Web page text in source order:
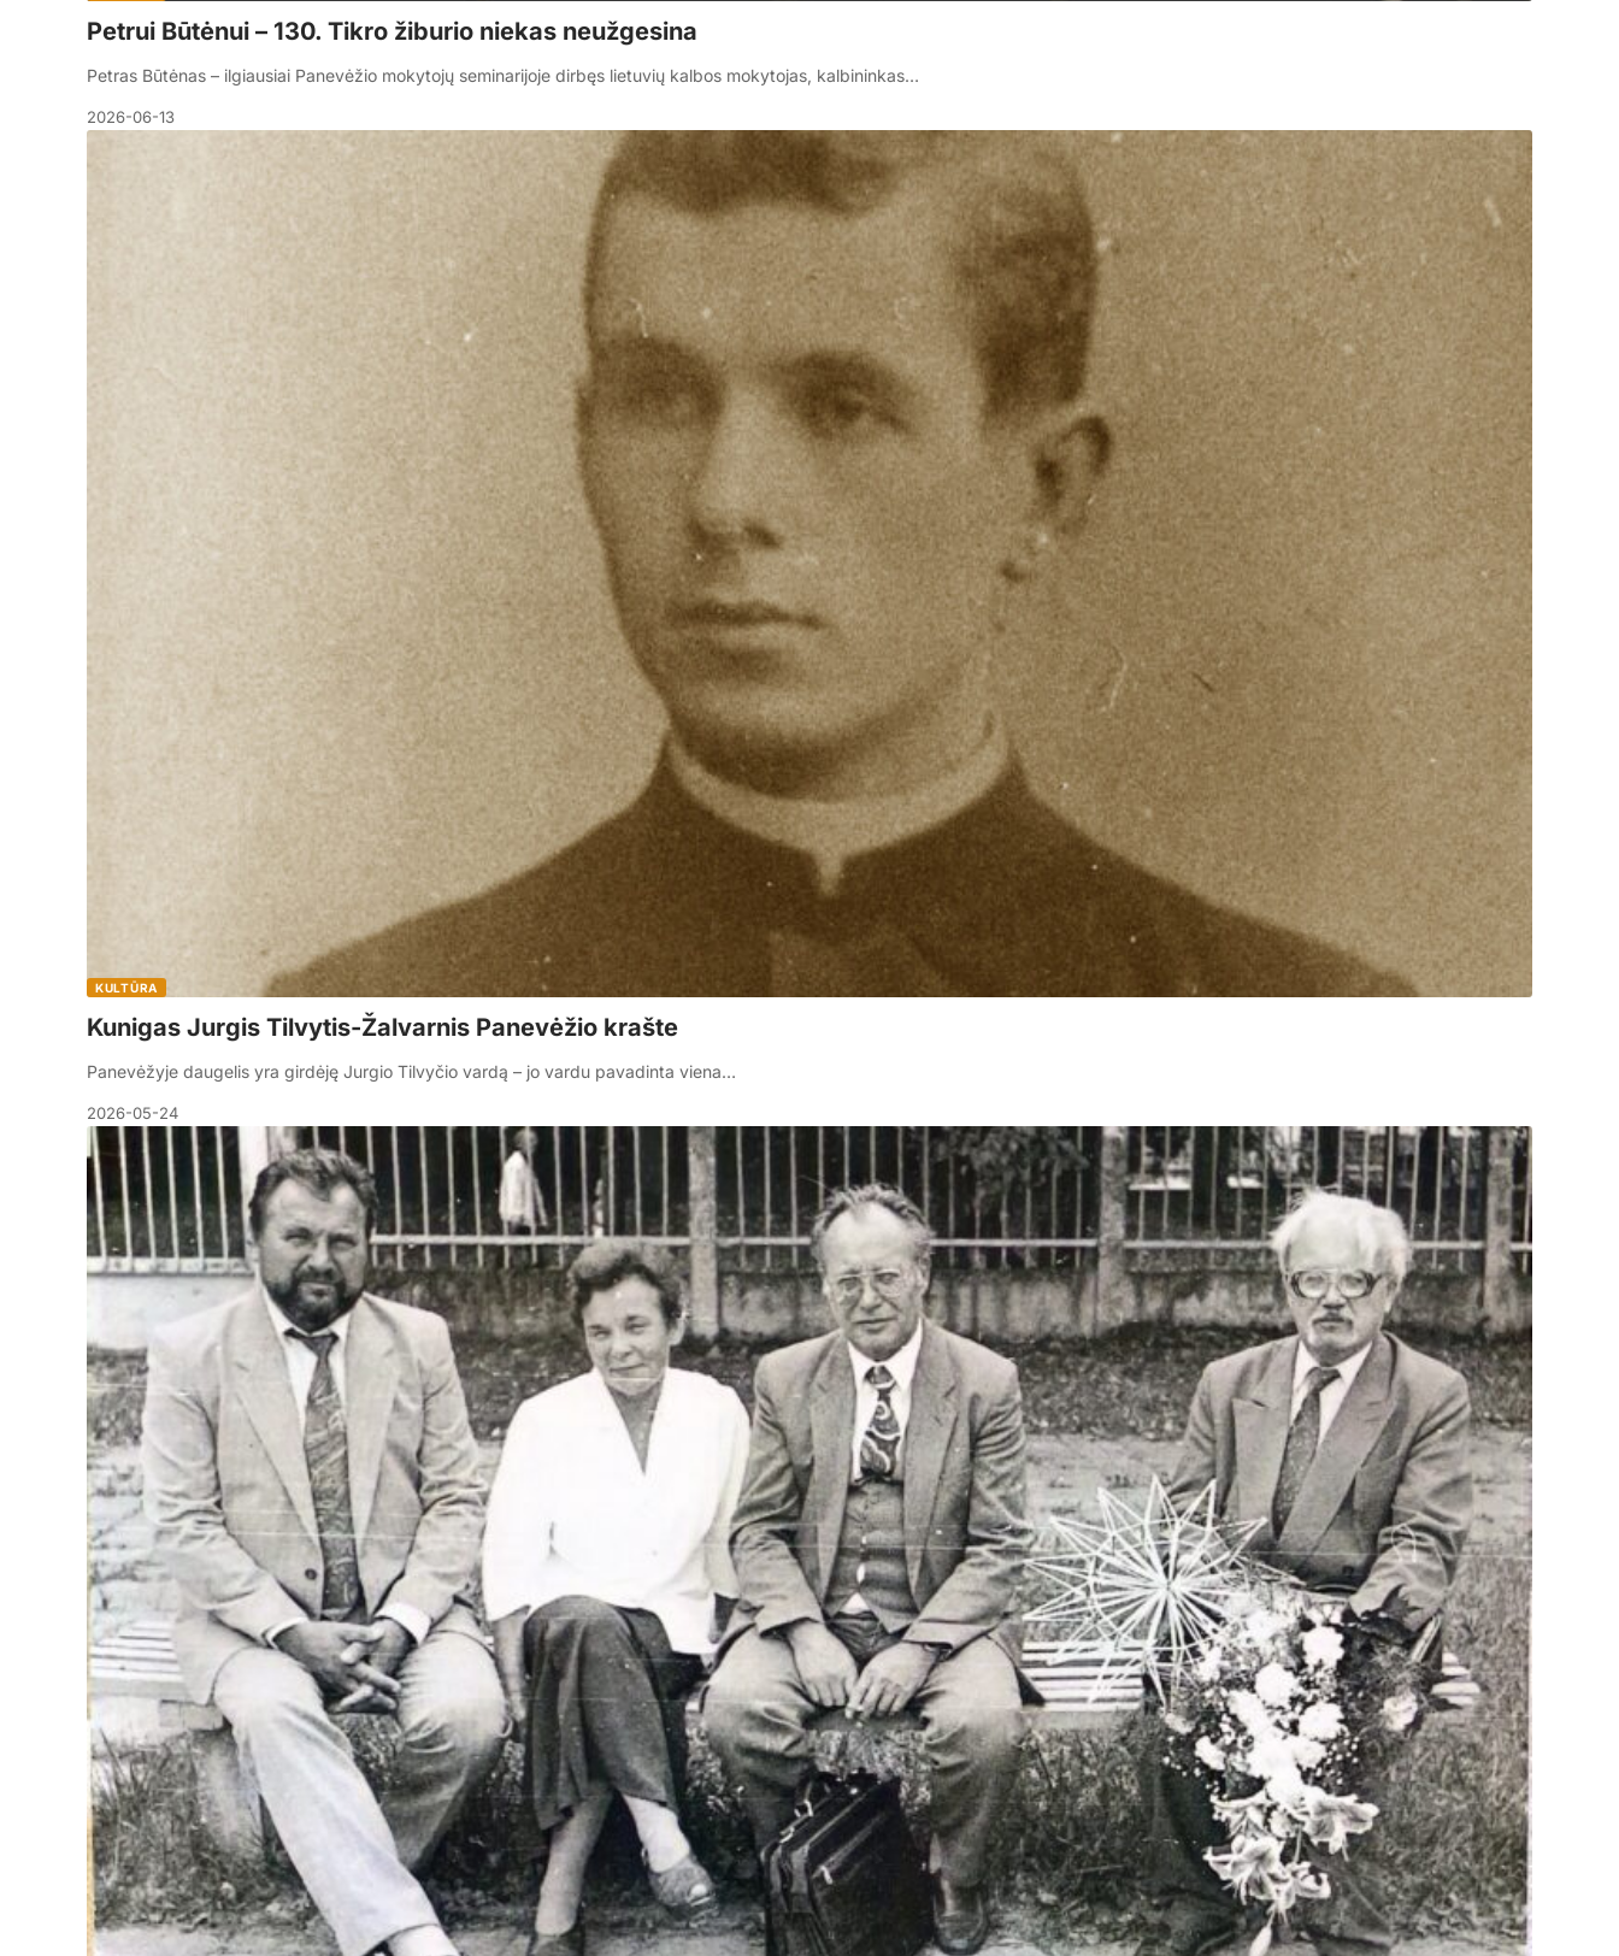
Petrui Būtėnui – 130. Tikro žiburio niekas neužgesina
Petras Būtėnas – ilgiausiai Panevėžio mokytojų seminarijoje dirbęs lietuvių kalbos mokytojas, kalbininkas…
2026-06-13
KULTŪRA
Kunigas Jurgis Tilvytis-Žalvarnis Panevėžio krašte
Panevėžyje daugelis yra girdėję Jurgio Tilvyčio vardą – jo vardu pavadinta viena…
2026-05-24